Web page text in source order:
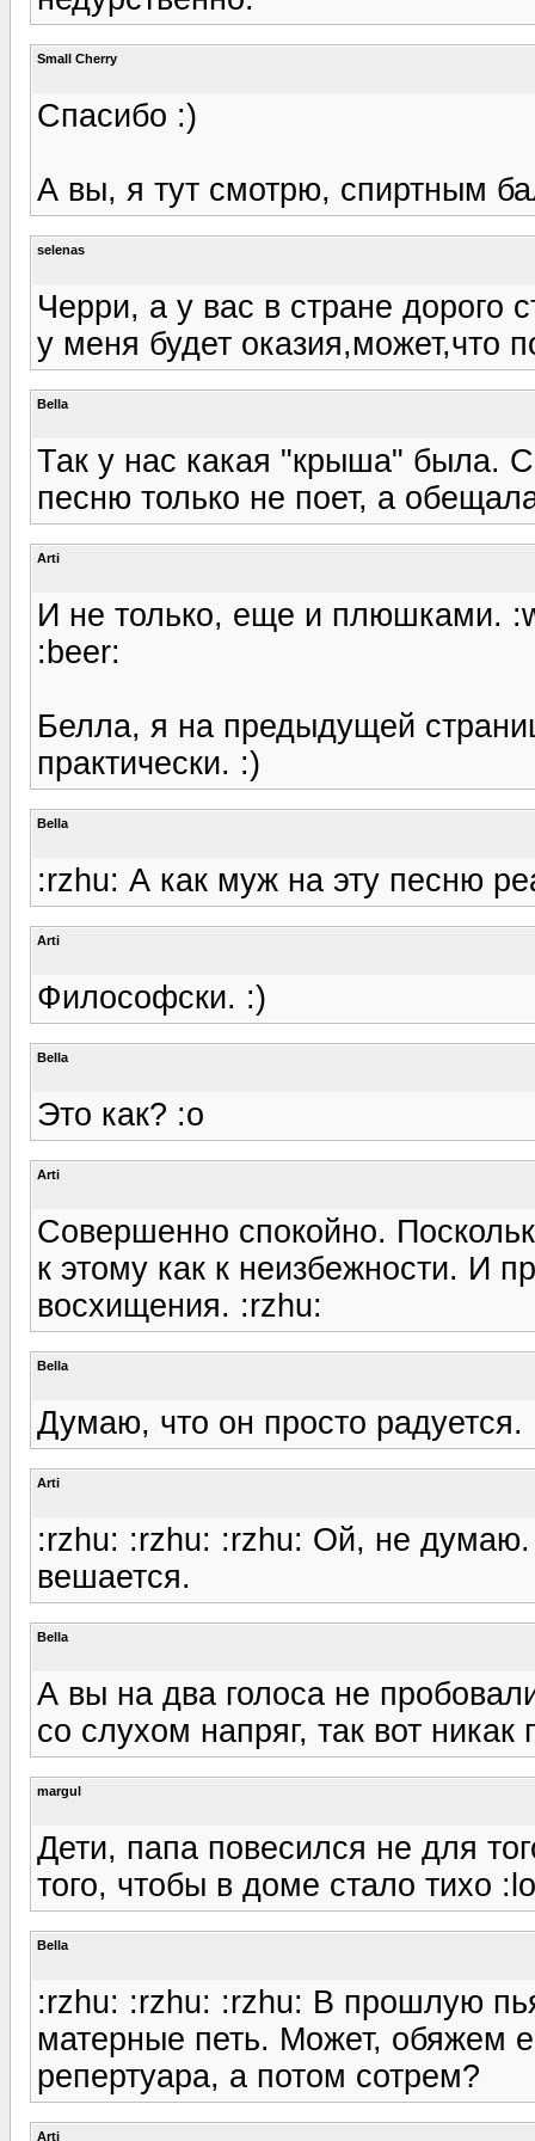
Small Cherry
Спасибо :)
А вы, я тут смотрю, спиртным
selenas
Черри, а у вас в стране дорого
у меня будет оказия,может,что
Bella
Так у нас какая "крыша" была.
песню только не поет, а
Arti
И не только, еще и плюшками.
:beer:
Белла, я на предыдущей
практически. :)
Bella
:rzhu: А как муж на эту песню
Arti
Философски. :)
Bella
Это как? :o
Arti
Совершенно спокойно.
к этому как к неизбежности. И
восхищения. :rzhu:
Bella
Думаю, что он просто радуется.
Arti
:rzhu: :rzhu: :rzhu: Ой, не
вешается.
Bella
А вы на два голоса не
со слухом напряг, так вот
margul
Дети, папа повесился не для
того, чтобы в доме стало тихо
Bella
:rzhu: :rzhu: :rzhu: В прошлую
матерные петь. Может, обяжем
репертуара, а потом сотрем?
Arti